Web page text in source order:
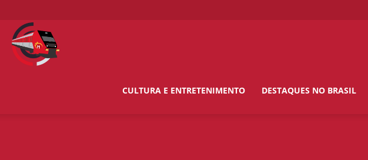
CULTURA E ENTRETENIMENTO DESTAQUES NO BRASIL